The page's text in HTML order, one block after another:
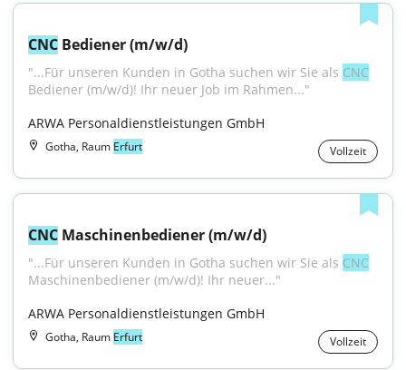
CNC Bediener (m/w/d)
"...Für unseren Kunden in Gotha suchen wir Sie als CNC
Bediener (m/w/d)! Ihr neuer Job im Rahmen..."
ARWA Personaldienstleistungen GmbH
Gotha, Raum Erfurt Vollzeit
CNC Maschinenbediener (m/w/d)
"...Für unseren Kunden in Gotha suchen wir Sie als CNC
Maschinenbediener (m/w/d)! Ihr neuer..."
ARWA Personaldienstleistungen GmbH
Gotha, Raum Erfurt Vollzeit